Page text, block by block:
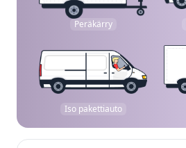
Peräkärry
Iso pakettiauto